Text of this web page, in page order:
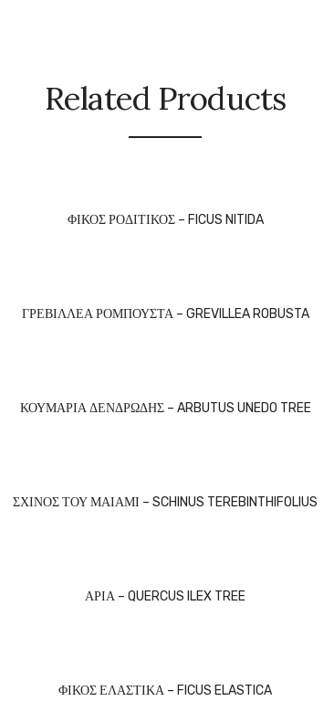
Related Products
ΦΙΚΟΣ ΡΟΔΙΤΙΚΟΣ – FICUS NITIDA
ΓΡΕΒΙΛΛΕΑ ΡΟΜΠΟΥΣΤΑ – GREVILLEA ROBUSTA
ΚΟΥΜΑΡΙΑ ΔΕΝΔΡΩΔΗΣ – ARBUTUS UNEDO TREE
ΣΧΙΝΟΣ ΤΟΥ ΜΑΙΑΜΙ – SCHINUS TEREBINTHIFOLIUS
ΑΡΙΑ – QUERCUS ILEX TREE
ΦΙΚΟΣ ΕΛΑΣΤΙΚΑ – FICUS ELASTICA